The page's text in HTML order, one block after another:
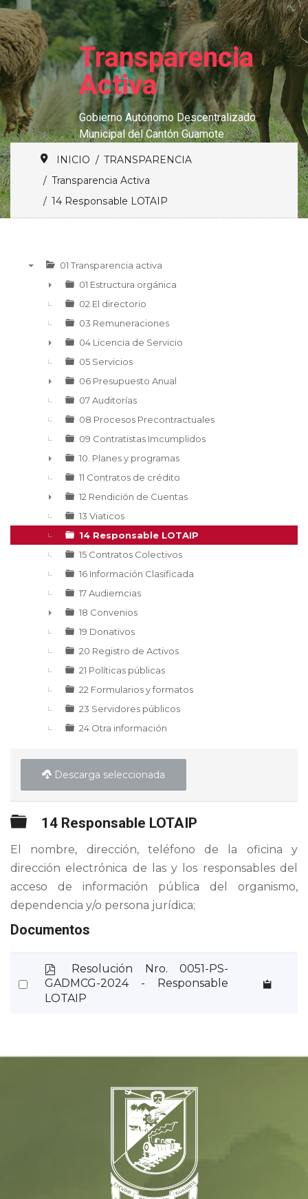
Transparencia
Activa
Gobierno Autónomo Descentralizado
Municipal del Cantón Guamote
INICIO
TRANSPARENCIA
Transparencia Activa
14 Responsable LOTAIP
01 Transparencia activa
►
01 Estructura orgánica
02 El directorio
03 Remuneraciones
►
04 Licencia de Servicio
05 Servicios
►
06 Presupuesto Anual
07 Auditorías
08 Procesos Precontractuales
09 Contratistas Imcumplidos
►
10. Planes y programas
11 Contratos de crédito
►
12 Rendición de Cuentas
13 Viaticos
14 Responsable LOTAIP
15 Contratos Colectivos
16 Información Clasificada
17 Audiemcias
►
18 Convenios
19 Donativos
20 Registro de Activos
21 Políticas públicas
22 Formularios y formatos
23 Servidores públicos
24 Otra información
Descarga seleccionada
Carpeta
14 Responsable LOTAIP
El nombre, dirección, teléfono de la oficina y
dirección electrónica de las y los responsables del
acceso de información pública del organismo,
dependencia y/o persona jurídica;
Documentos
Select
p
d
f
Resolución Nro. 0051-PS-
GADMCG-2024 - Responsable
LOTAIP